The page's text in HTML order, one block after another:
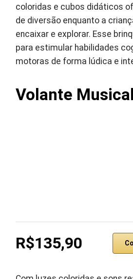
coloridas e cubos didáticos
de diversão enquanto a
encaixar e explorar. Esse
para estimular habilidades
motoras de forma lúdica e
Volante Musical
R$135,90